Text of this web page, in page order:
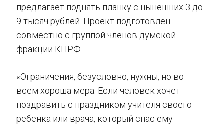
предлагает поднять планку с нынешних 3 до
9 тысяч рублей. Проект подготовлен
совместно с группой членов думской
фракции КПРФ.
«Ограничения, безусловно, нужны, но во
всем хороша мера. Если человек хочет
поздравить с праздником учителя своего
ребенка или врача, который спас ему